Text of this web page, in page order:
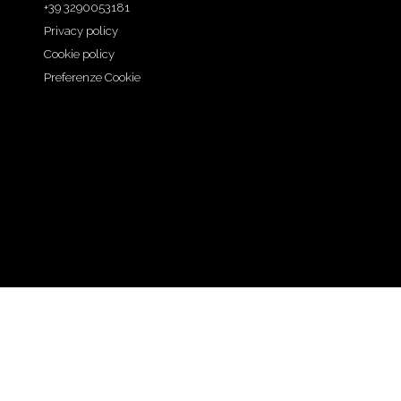
+39 3290053181
Privacy policy
Cookie policy
Preferenze Cookie